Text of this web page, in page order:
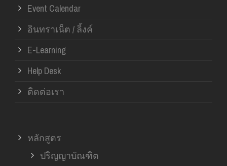
Event Calendar
อินทราเน็ต / ลิ้งค์
E-Learning
Help Desk
ติดต่อเรา
หลักสูตร
ปริญญาบัณฑิต